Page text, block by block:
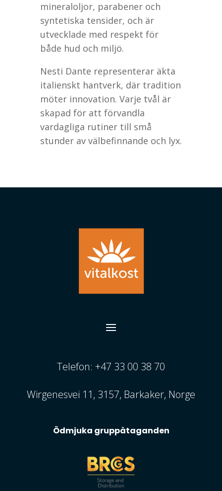
mineraloljor, parabener och
syntetiska tensider, och är
utvecklade med respekt för
både hud och miljö.
Nesti Dante representerar äkta
italienskt hantverk, där tradition
möter innovation. Varje tvål är
skapad för att förvandla
vardagliga rutiner till små
stunder av välbefinnande och lyx.
Telefon: +47 33 00 38 70
Wirgenesvei 11, 3157, Barkaker, Norge
Ödmjuka gruppåtaganden